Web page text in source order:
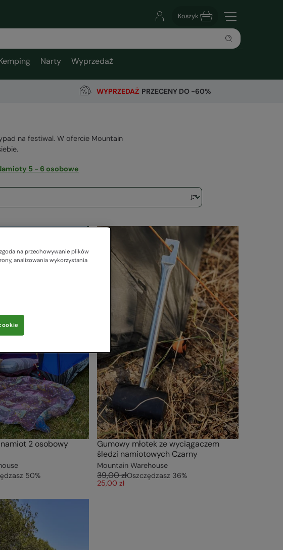
Koszyk
Narty Wyprzedaż
WYPRZEDAŻ PRZECENY DO -60%
na festiwal. W ofercie Mountain
5 - 6 osobowe
2 osobowy
50%
Gumowy młotek ze wyciągaczem
śledzi namiotowych Czarny
Mountain Warehouse
39,00 złOszczędzasz 36%
25,00 zł
na przechowywanie plików
analizowania wykorzystania